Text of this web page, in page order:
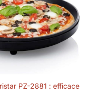
PZ-2881 : efficace